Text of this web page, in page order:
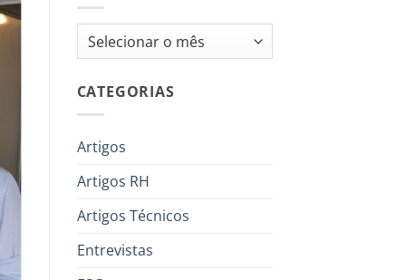
Arquivos
CATEGORIAS
Artigos
Artigos RH
Artigos Técnicos
Entrevistas